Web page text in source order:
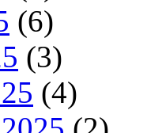
(6)
(3)
(4)